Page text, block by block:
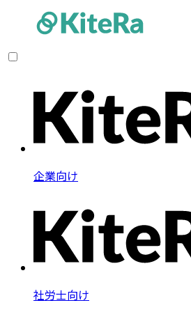
企業向け
社労士向け